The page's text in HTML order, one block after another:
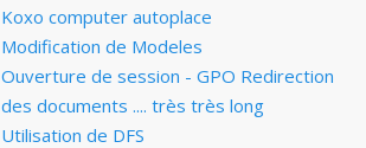
Koxo computer autoplace
Modification de Modeles
Ouverture de session - GPO Redirection
des documents .... très très long
Utilisation de DFS